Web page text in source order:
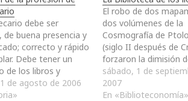
debe ser
de buena presencia y
correcto y rápido
Debe tener un
de los libros y
organizados y
accesibles, sean en
de agosto de 2006
El robo de dos
dos volúmenes de la
Cosmografía de
(siglo II después de
forzaron la dimisión
directora de la
Nacional de España,
Regàs, junto con un
sábado, 1 de
2007
En «Biblioteconomía»